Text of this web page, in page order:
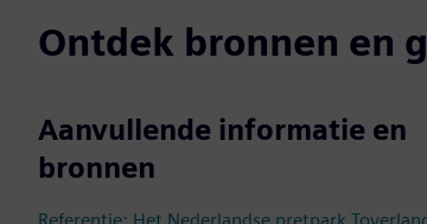
Ontdek bronnen en
Aanvullende informatie en
bronnen